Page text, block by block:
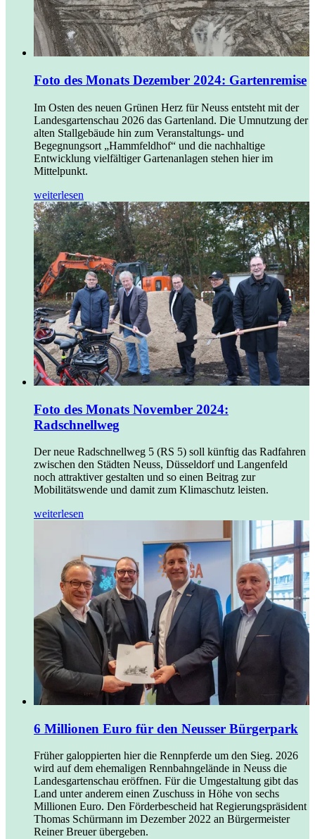
Foto des Monats Dezember 2024: Gartenremise
Im Osten des neuen Grünen Herz für Neuss entsteht mit der
Landesgartenschau 2026 das Gartenland. Die Umnutzung der
alten Stallgebäude hin zum Veranstaltungs- und
Begegnungsort „Hammfeldhof“ und die nachhaltige
Entwicklung vielfältiger Gartenanlagen stehen hier im
Mittelpunkt.
weiterlesen
Foto des Monats November 2024:
Radschnellweg
Der neue Radschnellweg 5 (RS 5) soll künftig das Radfahren
zwischen den Städten Neuss, Düsseldorf und Langenfeld
noch attraktiver gestalten und so einen Beitrag zur
Mobilitätswende und damit zum Klimaschutz leisten.
weiterlesen
6 Millionen Euro für den Neusser Bürgerpark
Früher galoppierten hier die Rennpferde um den Sieg. 2026
wird auf dem ehemaligen Rennbahngelände in Neuss die
Landesgartenschau eröffnen. Für die Umgestaltung gibt das
Land unter anderem einen Zuschuss in Höhe von sechs
Millionen Euro. Den Förderbescheid hat Regierungspräsident
Thomas Schürmann im Dezember 2022 an Bürgermeister
Reiner Breuer übergeben.